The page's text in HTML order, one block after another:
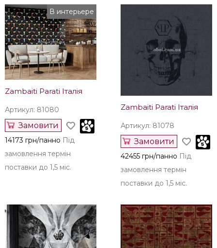
В интерьере
Zambaiti Parati Італія
Артикул: 81080
Замовити
14173 грн/панно Під
замовлення термін
поставки до 1,5 міс.
Zambaiti Parati Італія
Артикул: 81078
Замовити
42455 грн/панно Під
замовлення термін
поставки до 1,5 міс.